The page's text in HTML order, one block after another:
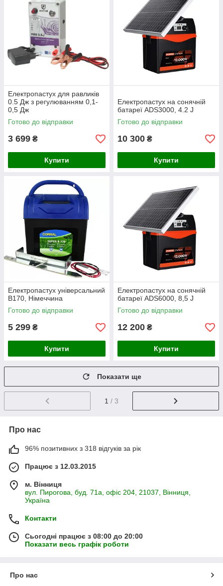
Електропастух для равликів
0.5 Дж з регулюванням 0,1-
0,5 Дж
Готово до відправки
3 699 ₴
Купити
Електропастух на сонячній
батареї ADS3000, 4.2 J
Готово до відправки
10 300 ₴
Купити
Електропастух універсальний
B170, Німеччина
Готово до відправки
5 299 ₴
Купити
Електропастух на сонячній
батареї ADS6000, 8,5 J
Готово до відправки
12 200 ₴
Купити
Показати ще
1 / 3
Про нас
96% позитивних з 318 відгуків за рік
Працює з 12.03.2015
м. Вінниця
вул. Пирогова, буд. 71а, офіс 204, 21037, Вінниця,
Україна
Контакти
Сьогодні працює з 08:00 до 20:00
Показати весь графік роботи
Про нас